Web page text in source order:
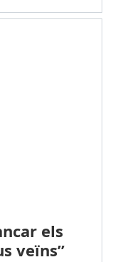
els
veïns”